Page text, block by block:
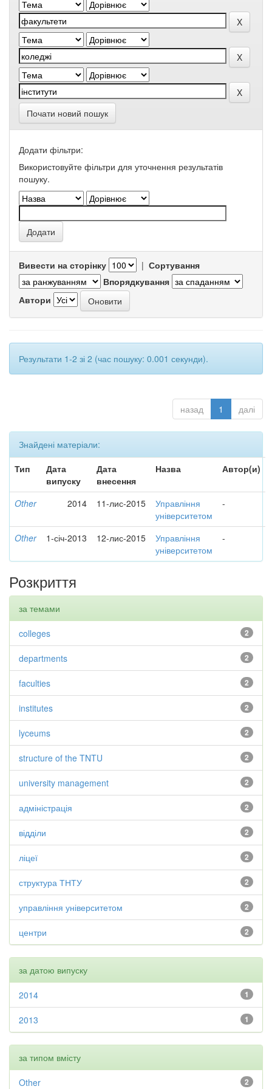
Почати новий пошук
Додати фільтри:
Використовуйте фільтри для уточнення результатів
пошуку.
Вивести на сторінку | Сортування
Впорядкування
Автори
Результати 1-2 зі 2 (час пошуку: 0.001 секунди).
назад 1 далі
Знайдені матеріали:
Тип
Дата
випуску
Дата
внесення
Назва Автор(и)
Other 2014 11-лис-2015
Управління
університетом
-
Other 1-січ-2013 12-лис-2015
Управління
університетом
-
Розкриття
за темами
2
colleges
2
departments
2
faculties
2
institutes
2
lyceums
2
structure of the TNTU
2
university management
2
адміністрація
2
відділи
2
ліцеї
2
структура ТНТУ
2
управління університетом
2
центри
за датою випуску
1
2014
1
2013
за типом вмісту
2
Other